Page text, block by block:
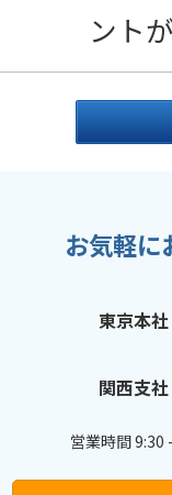
ント
お気軽に
東京本社
関西支社
営業時間 9:30